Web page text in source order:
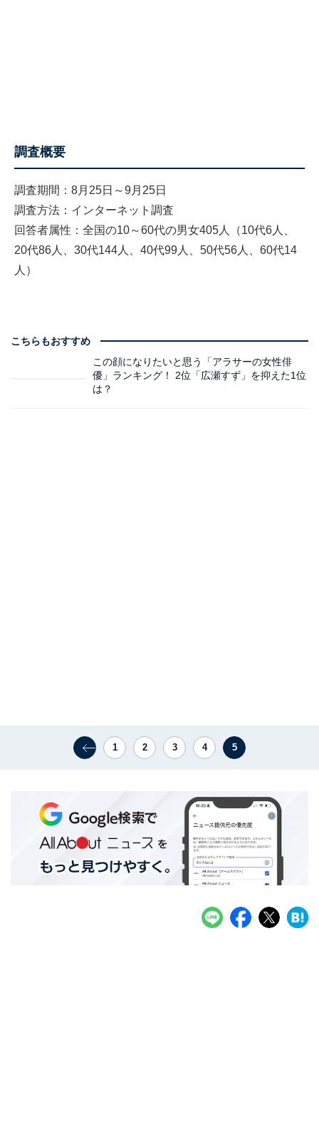
調査概要
調査期間：8月25日～9月25日
調査方法：インターネット調査
回答者属性：全国の10～60代の男女405人（10代6人、
20代86人、30代144人、40代99人、50代56人、60代14
人）
こちらもおすすめ
この顔になりたいと思う「アラサーの女性俳
優」ランキング！ 2位「広瀬すず」を抑えた1位
は？
1 2 3 4 5